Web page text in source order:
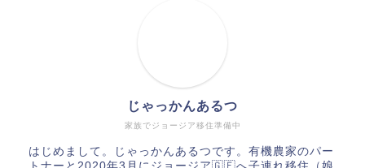
家族でジョージア移住準備中
じゃっかんあるつ
はじめまして。じゃっかんあるつです。有機農家のパー